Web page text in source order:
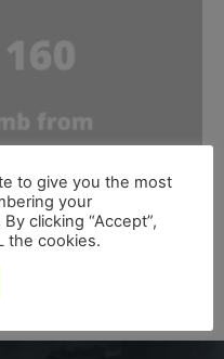
non forza”
to give you the most
your
clicking “Accept”,
the cookies.